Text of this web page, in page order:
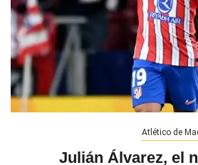
Atlético de
Julián Álvarez, el